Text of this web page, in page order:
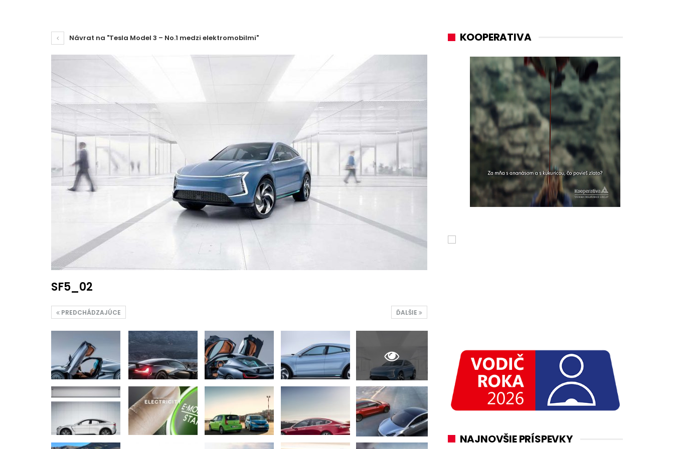
Návrat na "Tesla Model 3 – No.1 medzi elektromobilmi"
SF5_02
ĎALŠIE
PREDCHÁDZAJÚCE
KOOPERATIVA
NAJNOVŠIE PRÍSPEVKY